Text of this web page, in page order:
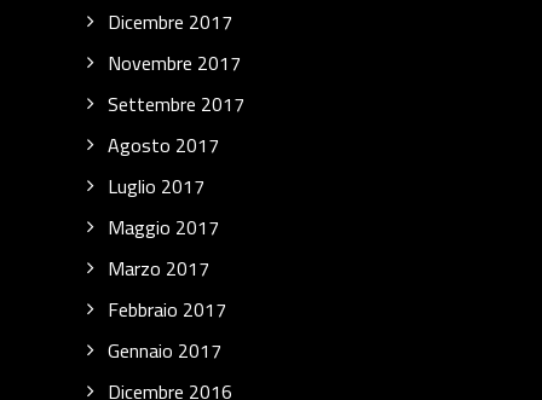
Dicembre 2017
Novembre 2017
Settembre 2017
Agosto 2017
Luglio 2017
Maggio 2017
Marzo 2017
Febbraio 2017
Gennaio 2017
Dicembre 2016